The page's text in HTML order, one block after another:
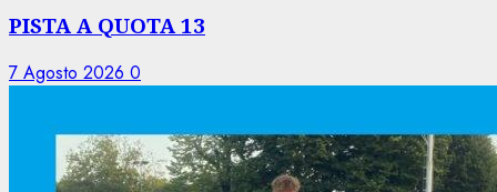
PISTA A QUOTA 13
7 Agosto 2026 0